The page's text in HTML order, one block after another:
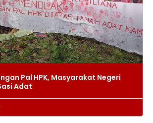
Pal HPK, Masyarakat Negeri
Adat